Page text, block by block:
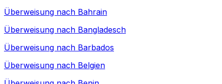
Überweisung nach Bahrain
Überweisung nach Bangladesch
Überweisung nach Barbados
Überweisung nach Belgien